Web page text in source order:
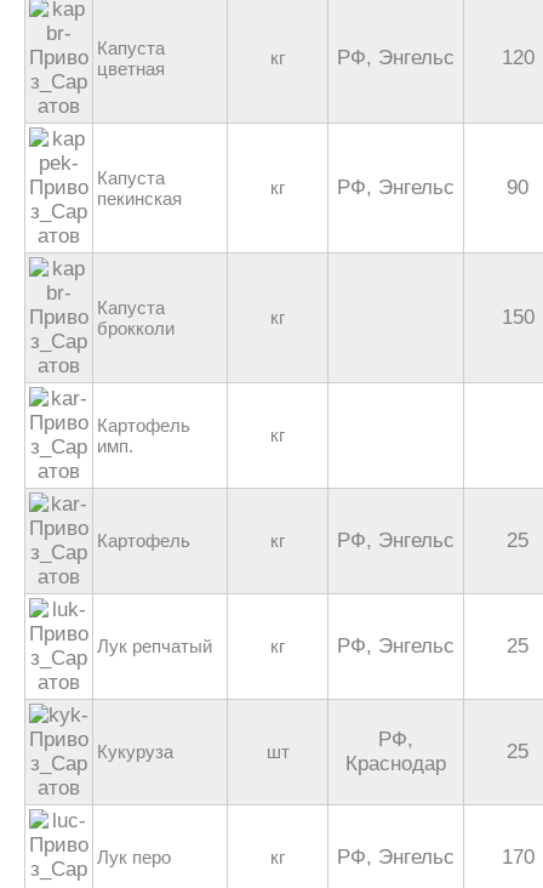
Капуста
цветная
кг РФ, Энгельс 120
Капуста
пекинская
кг РФ, Энгельс 90
Капуста
брокколи
кг 150
Картофель
имп.
кг
Картофель кг РФ, Энгельс 25
Лук репчатый кг РФ, Энгельс 25
Кукуруза шт
РФ,
Краснодар
25
Лук перо кг РФ, Энгельс 170